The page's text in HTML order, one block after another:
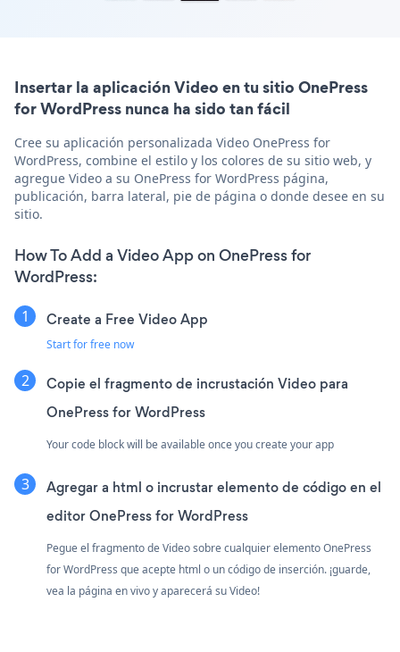
Insertar la aplicación Video en tu sitio OnePress
for WordPress nunca ha sido tan fácil
Cree su aplicación personalizada Video OnePress for
WordPress, combine el estilo y los colores de su sitio web, y
agregue Video a su OnePress for WordPress página,
publicación, barra lateral, pie de página o donde desee en su
sitio.
How To Add a Video App on OnePress for
WordPress:
Create a Free Video App
Start for free now
Copie el fragmento de incrustación Video para
OnePress for WordPress
Your code block will be available once you create your app
Agregar a html o incrustar elemento de código en el
editor OnePress for WordPress
Pegue el fragmento de Video sobre cualquier elemento OnePress
for WordPress que acepte html o un código de inserción. ¡guarde,
vea la página en vivo y aparecerá su Video!